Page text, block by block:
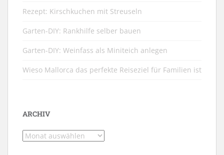
Rezept: Kirschkuchen mit Streuseln
Garten-DIY: Rankhilfe selber bauen
Garten-DIY: Weinfass als Miniteich anlegen
Wieso Mallorca das perfekte Reiseziel für Familien ist
ARCHIV
Archiv